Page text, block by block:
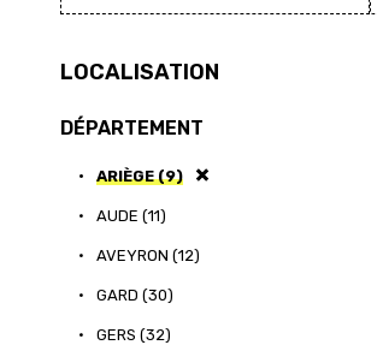
LOCALISATION
DÉPARTEMENT
• ARIÈGE (9)
• AUDE (11)
• AVEYRON (12)
• GARD (30)
• GERS (32)